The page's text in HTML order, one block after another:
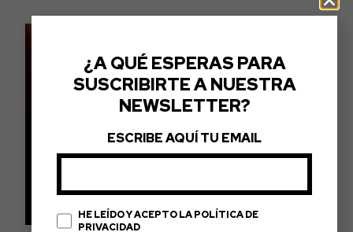
¿A QUÉ ESPERAS PARA
SUSCRIBIRTE A NUESTRA
NEWSLETTER?
ESCRIBE AQUÍ TU EMAIL
HE LEÍDO Y ACEPTO LA POLÍTICA DE
PRIVACIDAD